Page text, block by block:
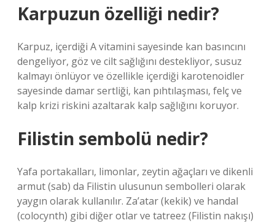
Karpuzun özelliği nedir?
Karpuz, içerdiği A vitamini sayesinde kan basıncını
dengeliyor, göz ve cilt sağlığını destekliyor, susuz
kalmayı önlüyor ve özellikle içerdiği karotenoidler
sayesinde damar sertliği, kan pıhtılaşması, felç ve
kalp krizi riskini azaltarak kalp sağlığını koruyor.
Filistin sembolü nedir?
Yafa portakalları, limonlar, zeytin ağaçları ve dikenli
armut (sab) da Filistin ulusunun sembolleri olarak
yaygın olarak kullanılır. Za’atar (kekik) ve handal
(colocynth) gibi diğer otlar ve tatreez (Filistin nakışı)